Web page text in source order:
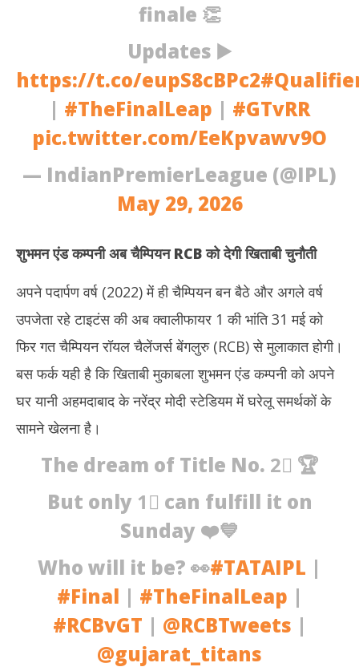
finale 👏
Updates ▶️
https://t.co/eupS8cBPc2
| #TheFinalLeap | #GTvRR
pic.twitter.com/EeKpvawv9O
— IndianPremierLeague (@IPL)
May 29, 2026
शुभमन एंड कम्पनी अब चैम्पियनRCB को देगी खिताबी चुनौती
अपने पदार्पण वर्ष (2022) में ही चैम्पियन बन बैठे और अगले वर्ष
उपजेता रहे टाइटंस की अब क्वालीफायर 1 की भांति 31 मई को
फिर गत चैम्पियन रॉयल चैलेंजर्स बेंगलुरु (RCB) से मुलाकात होगी।
बस फर्क यही है कि खिताबी मुकाबला शुभमन एंड कम्पनी को अपने
घर यानी अहमदाबाद के नरेंद्र मोदी स्टेडियम में घरेलू समर्थकों के
सामने खेलना है।
The dream of Title No. 2⃣ 🏆
But only 1⃣ can fulfill it on
Sunday ❤️💙
Who will it be? 👀#TATAIPL |
#Final | #TheFinalLeap |
#RCBvGT | @RCBTweets |
@gujarat_titans